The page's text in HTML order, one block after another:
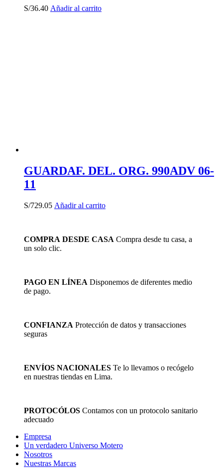
S/36.40 Añadir al carrito
GUARDAF. DEL. ORG. 990ADV 06-
11
S/729.05 Añadir al carrito
COMPRA DESDE CASA Compra desde tu casa, a
un solo clic.
PAGO EN LÍNEA Disponemos de diferentes medio
de pago.
CONFIANZA Protección de datos y transacciones
seguras
ENVÍOS NACIONALES Te lo llevamos o recógelo
en nuestras tiendas en Lima.
PROTOCÓLOS Contamos con un protocolo sanitario
adecuado
Empresa
Un verdadero Universo Motero
Nosotros
Nuestras Marcas